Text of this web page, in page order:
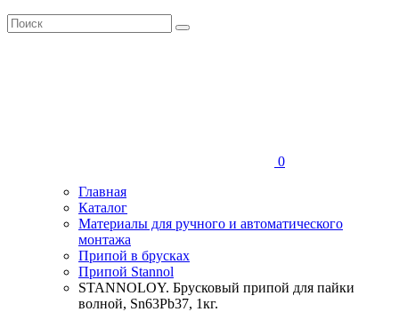
0
Главная
Каталог
Материалы для ручного и автоматического
монтажа
Припой в брусках
Припой Stannol
STANNOLOY. Брусковый припой для пайки
волной, Sn63Pb37, 1кг.